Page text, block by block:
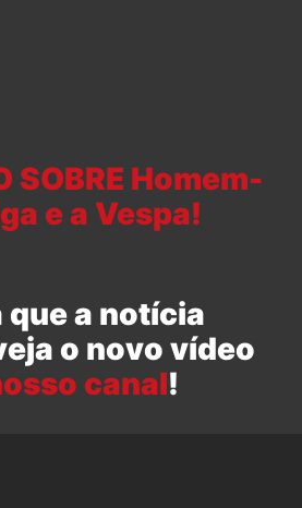
SOBRE Homem-
e a Vespa!
que a notícia
o novo vídeo
canal!